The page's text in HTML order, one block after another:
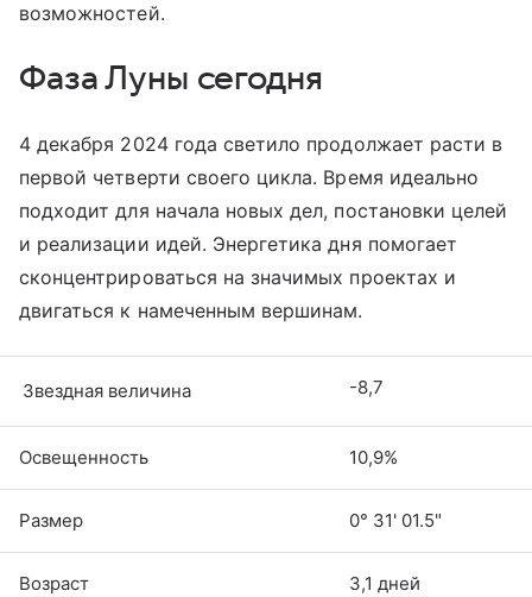
возможностей.
Фаза Луны сегодня
4 декабря 2024 года светило продолжает расти в
первой четверти своего цикла. Время идеально
подходит для начала новых дел, постановки целей
и реализации идей. Энергетика дня помогает
сконцентрироваться на значимых проектах и
двигаться к намеченным вершинам.
Звездная величина -8,7
Освещенность 10,9%
Размер 0° 31' 01.5"
Возраст ​​​​​​​3,1 дней